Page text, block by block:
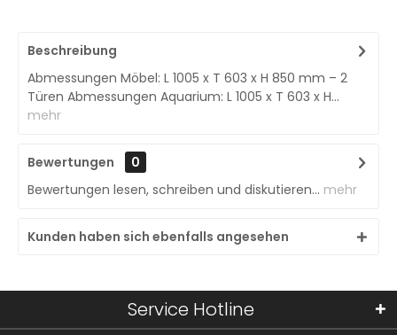
Beschreibung
Abmessungen Möbel: L 1005 x T 603 x H 850 mm – 2
Türen Abmessungen Aquarium: L 1005 x T 603 x H...
mehr
Bewertungen
0
Bewertungen lesen, schreiben und diskutieren... mehr
Kunden haben sich ebenfalls angesehen
Service Hotline